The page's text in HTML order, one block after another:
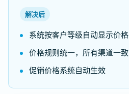
解决后
系统按客户等级自动显示价格
价格规则统一，所有渠道一致
促销价格系统自动生效